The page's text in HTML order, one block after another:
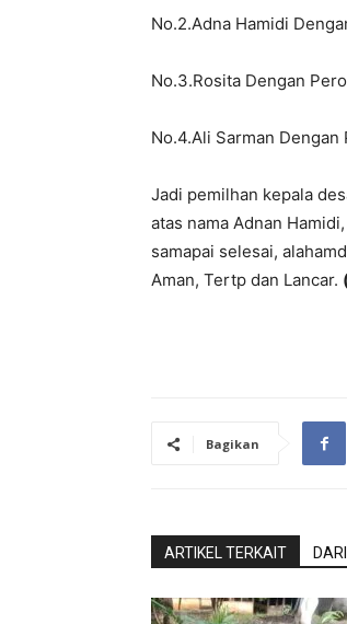
No.2.Adna Hamidi
No.3.Rosita Dengan
No.4.Ali Sarman
Jadi pemilhan kepala
atas nama Adnan
samapai selesai,
Aman, Tertp dan Lancar.
Bagikan
ARTIKEL TERKAIT